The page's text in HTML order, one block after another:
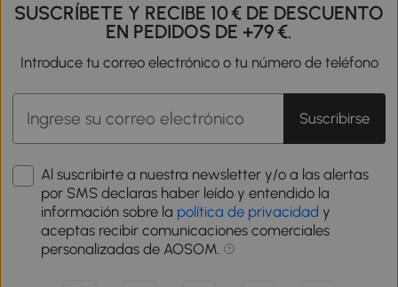
SUSCRÍBETE Y RECIBE 10 € DE DESCUENTO
EN PEDIDOS DE +79 €.
Introduce tu correo electrónico o tu número de teléfono
Suscribirse
Al suscribirte a nuestra newsletter y/o a las alertas
por SMS declaras haber leído y entendido la
información sobre la política de privacidad y
aceptas recibir comunicaciones comerciales
personalizadas de AOSOM.